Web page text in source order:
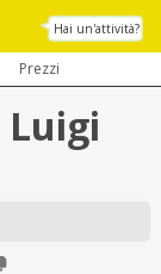
Hai un'attività?
Prezzi
Luigi